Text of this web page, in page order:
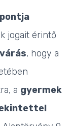
jogait érintő
, hogy a
a gyermek